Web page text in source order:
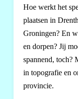
Hoe werkt het
plaatsen in
Groningen? En
en dorpen? Jij
spannend, toch?
in topografie en
provincie.